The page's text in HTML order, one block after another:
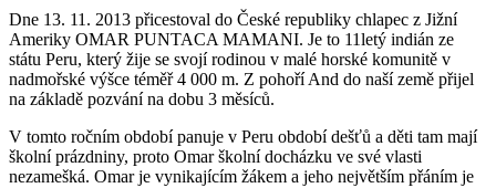
Dne 13. 11. 2013 přicestoval do České republiky chlapec z Jižní
Ameriky OMAR PUNTACA MAMANI. Je to 11letý indián ze
státu Peru, který žije se svojí rodinou v malé horské komunitě v
nadmořské výšce téměř 4 000 m. Z pohoří And do naší země přijel
na základě pozvání na dobu 3 měsíců.
V tomto ročním období panuje v Peru období dešťů a děti tam mají
školní prázdniny, proto Omar školní docházku ve své vlasti
nezamešká. Omar je vynikajícím žákem a jeho největším přáním je